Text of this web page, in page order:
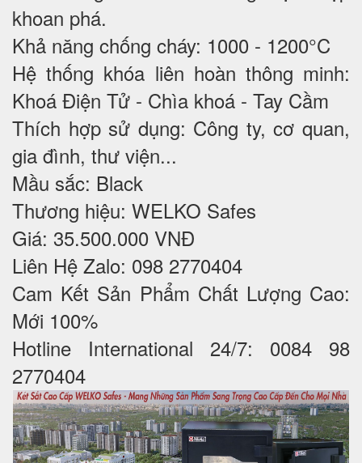
khoan phá.
Khả năng chống cháy: 1000 - 1200°C
Hệ thống khóa liên hoàn thông minh:
Khoá Điện Tử - Chìa khoá - Tay Cầm
Thích hợp sử dụng: Công ty, cơ quan,
gia đình, thư viện...
Mầu sắc: Black
Thương hiệu: WELKO Safes
Giá: 35.500.000 VNĐ
Liên Hệ Zalo: 098 2770404
Cam Kết Sản Phẩm Chất Lượng Cao:
Mới 100%
Hotline International 24/7: 0084 98
2770404